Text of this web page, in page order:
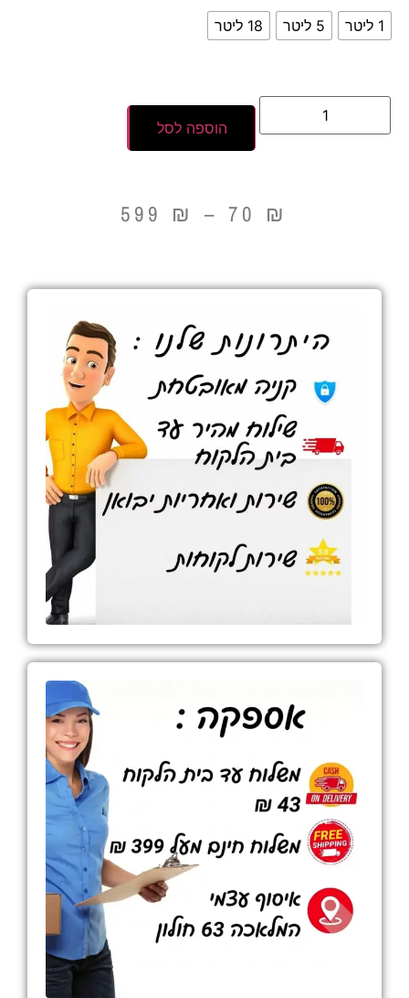
1 ליטר 5 ליטר 18 ליטר
הוספה לסל
70 ₪
–
599 ₪